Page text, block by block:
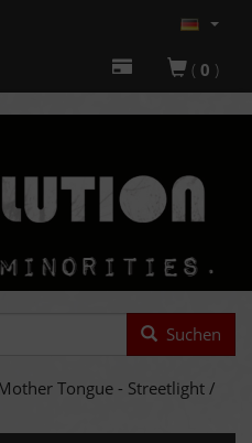
( 0 )
Suchen
Tongue - Streetlight /